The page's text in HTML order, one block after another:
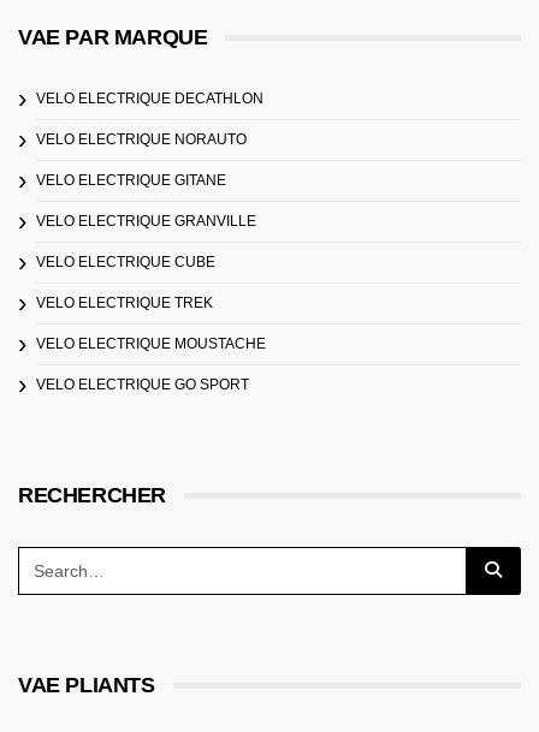
VAE PAR MARQUE
VELO ELECTRIQUE DECATHLON
VELO ELECTRIQUE NORAUTO
VELO ELECTRIQUE GITANE
VELO ELECTRIQUE GRANVILLE
VELO ELECTRIQUE CUBE
VELO ELECTRIQUE TREK
VELO ELECTRIQUE MOUSTACHE
VELO ELECTRIQUE GO SPORT
RECHERCHER
VAE PLIANTS